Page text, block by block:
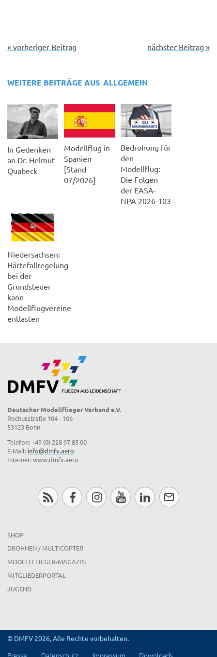
« vorheriger Beitrag nächster Beitrag »
WEITERE BEITRÄGE AUS ALLGEMEIN
In Gedenken
an Dr. Helmut
Quabeck
Modellflug in
Spanien
[Stand
07/2026]
Bedrohung für
den
Modellflug:
Die Folgen
der EASA-
NPA 2026-103
Niedersachsen:
Härtefallregelung
bei der
Grundsteuer
kann
Modellflugvereine
entlasten
Deutscher Modellflieger Verband e.V.
Rochusstraße 104 - 106
53123 Bonn
Telefon: +49 (0) 228 97 85 00
E-Mail: info@dmfv.aero
Internet: www.dmfv.aero
SHOP
DROHNEN / MULTICOPTER
MODELLFLIEGER-MAGAZIN
MITGLIEDERPORTAL
JUGEND
© DMFV 2026, Alle Rechte vorbehalten.